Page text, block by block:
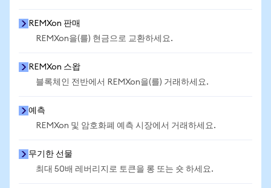
REMXon 판매
REMXon을(를) 현금으로 교환하세요.
REMXon 스왑
블록체인 전반에서 REMXon을(를) 거래하세요.
예측
REMXon 및 암호화폐 예측 시장에서 거래하세요.
무기한 선물
최대 50배 레버리지로 토큰을 롱 또는 숏 하세요.